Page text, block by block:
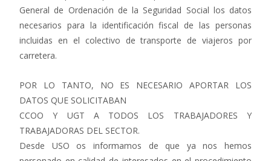
General de Ordenación de la Seguridad Social los datos
necesarios para la identificación fiscal de las personas
incluidas en el colectivo de transporte de viajeros por
carretera.
POR LO TANTO, NO ES NECESARIO APORTAR LOS
DATOS QUE SOLICITABAN
CCOO Y UGT A TODOS LOS TRABAJADORES Y
TRABAJADORAS DEL SECTOR.
Desde USO os informamos de que ya nos hemos